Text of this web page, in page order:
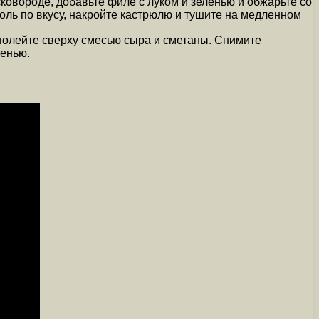
по вкусу, накройте кастрюлю и тушите на медленном
сверху смесью сыра и сметаны. Снимите